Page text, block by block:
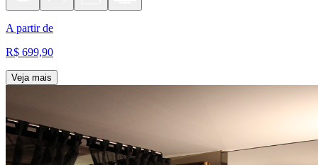
A partir de
R$ 699,90
Veja mais